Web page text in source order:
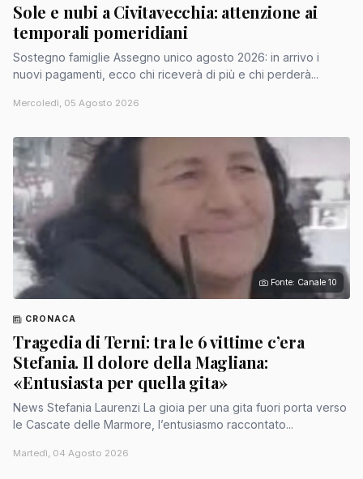
Sole e nubi a Civitavecchia: attenzione ai
temporali pomeridiani
Sostegno famiglie Assegno unico agosto 2026: in arrivo i
nuovi pagamenti, ecco chi riceverà di più e chi perderà...
Mercoledì, 05 Agosto 2026
Fonte: Canale 10
CRONACA
Tragedia di Terni: tra le 6 vittime c’era
Stefania. Il dolore della Magliana:
«Entusiasta per quella gita»
News Stefania Laurenzi La gioia per una gita fuori porta verso
le Cascate delle Marmore, l’entusiasmo raccontato...
Martedì, 04 Agosto 2026